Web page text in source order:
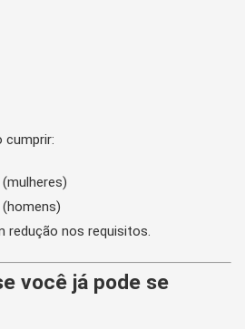
cumprir:
nos requisitos.
você já pode se